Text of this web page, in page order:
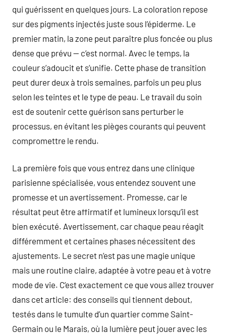
qui guérissent en quelques jours. La coloration repose
sur des pigments injectés juste sous l’épiderme. Le
premier matin, la zone peut paraître plus foncée ou plus
dense que prévu — c’est normal. Avec le temps, la
couleur s’adoucit et s’unifie. Cette phase de transition
peut durer deux à trois semaines, parfois un peu plus
selon les teintes et le type de peau. Le travail du soin
est de soutenir cette guérison sans perturber le
processus, en évitant les pièges courants qui peuvent
compromettre le rendu.
La première fois que vous entrez dans une clinique
parisienne spécialisée, vous entendez souvent une
promesse et un avertissement. Promesse, car le
résultat peut être affirmatif et lumineux lorsqu’il est
bien exécuté. Avertissement, car chaque peau réagit
différemment et certaines phases nécessitent des
ajustements. Le secret n’est pas une magie unique
mais une routine claire, adaptée à votre peau et à votre
mode de vie. C’est exactement ce que vous allez trouver
dans cet article: des conseils qui tiennent debout,
testés dans le tumulte d’un quartier comme Saint-
Germain ou le Marais, où la lumière peut jouer avec les